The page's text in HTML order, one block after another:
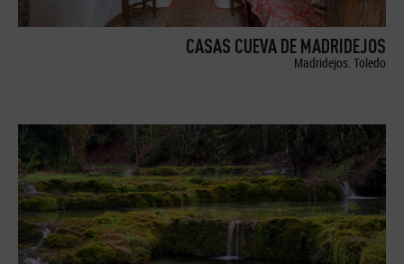
CASAS CUEVA DE MADRIDEJOS
Madridejos. Toledo